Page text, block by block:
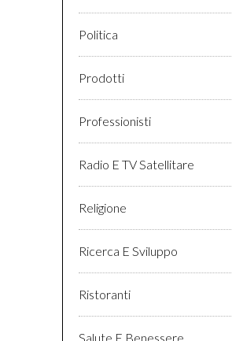
Politica
Prodotti
Professionisti
Radio E TV Satellitare
Religione
Ricerca E Sviluppo
Ristoranti
Salute E Benessere